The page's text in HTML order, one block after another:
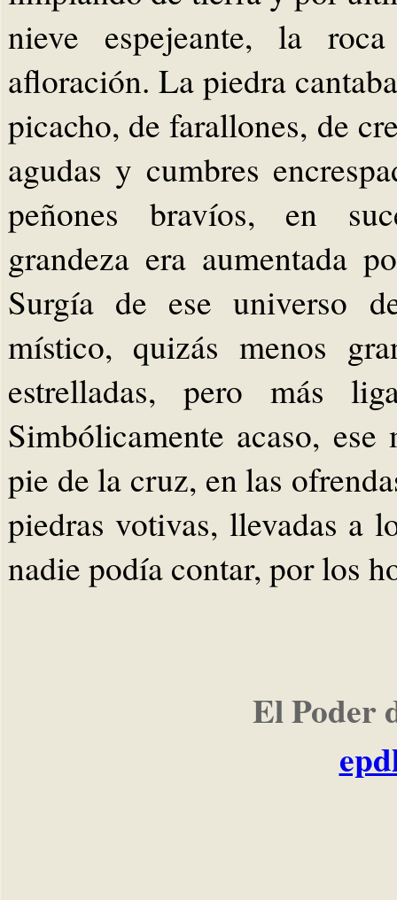
nieve espejeante, la
afloración. La piedra
picacho, de farallones, de
agudas y cumbres
peñones bravíos, en
grandeza era aumentada
Surgía de ese universo
místico, quizás menos
estrelladas, pero más
Simbólicamente acaso,
pie de la cruz, en las
piedras votivas, llevadas a
nadie podía contar, por los
El Poder